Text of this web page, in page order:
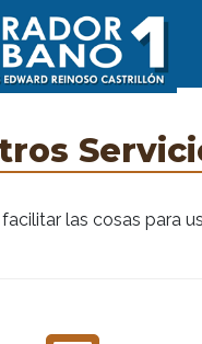
facilitar las cosas para